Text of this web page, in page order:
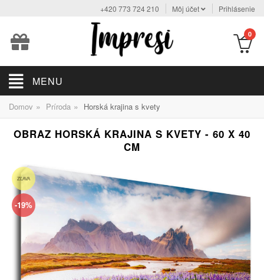
+420 773 724 210 Môj účet Prihlásenie
0
MENU
Domov » Príroda » Horská krajina s kvety
OBRAZ HORSKÁ KRAJINA S KVETY - 60 X 40
CM
ZĽAVA
-19%